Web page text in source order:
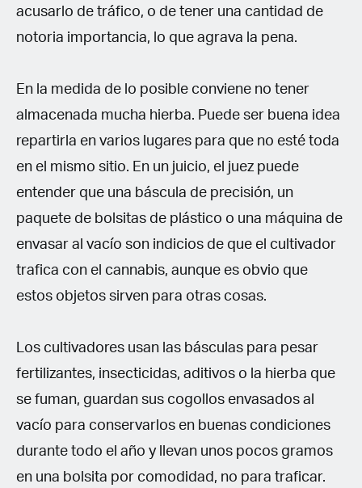
acusarlo de tráfico, o de tener una cantidad de
notoria importancia, lo que agrava la pena.
En la medida de lo posible conviene no tener
almacenada mucha hierba. Puede ser buena idea
repartirla en varios lugares para que no esté toda
en el mismo sitio. En un juicio, el juez puede
entender que una báscula de precisión, un
paquete de bolsitas de plástico o una máquina de
envasar al vacío son indicios de que el cultivador
trafica con el cannabis, aunque es obvio que
estos objetos sirven para otras cosas.
Los cultivadores usan las básculas para pesar
fertilizantes, insecticidas, aditivos o la hierba que
se fuman, guardan sus cogollos envasados al
vacío para conservarlos en buenas condiciones
durante todo el año y llevan unos pocos gramos
en una bolsita por comodidad, no para traficar.